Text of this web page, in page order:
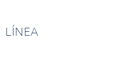
LÍNEA